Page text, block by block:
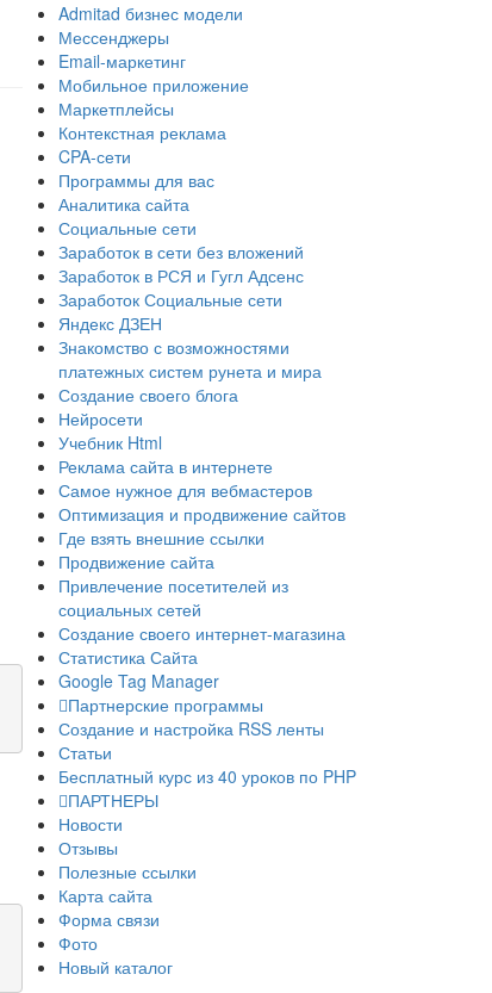
Admitad бизнес модели
Мессенджеры
Email-маркетинг
Мобильное приложение
Маркетплейсы
Контекстная реклама
CPA-сети
Программы для вас
Аналитика сайта
Социальные сети
Заработок в сети без вложений
Заработок в РСЯ и Гугл Адсенс
Заработок Социальные сети
Яндекс ДЗЕН
Знакомство с возможностями
платежных систем рунета и мира
Создание своего блога
Нейросети
Учебник Html
Реклама сайта в интернете
Самое нужное для вебмастеров
Оптимизация и продвижение сайтов
Где взять внешние ссылки
Продвижение сайта
Привлечение посетителей из
социальных сетей
Создание своего интернет-магазина
Статистика Сайта
Google Tag Manager
Партнерские программы
Создание и настройка RSS ленты
Статьи
Бесплатный курс из 40 уроков по PHP
ПАРТНЕРЫ
Новости
Отзывы
Полезные ссылки
Карта сайта
Форма связи
Фото
Новый каталог